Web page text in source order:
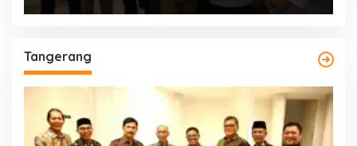
Tangerang